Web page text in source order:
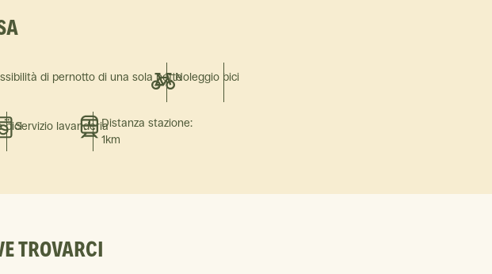
di pernotto di una sola notteNoleggio bici
biciServizio lavanderiaDistanza stazione:
1km
TROVARCI